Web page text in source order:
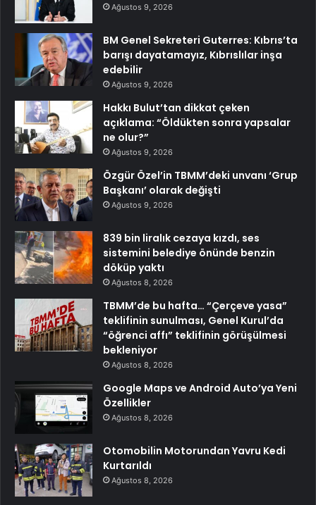
Ağustos 9, 2026
BM Genel Sekreteri Guterres: Kıbrıs’ta
barışı dayatamayız, Kıbrıslılar inşa
edebilir
Ağustos 9, 2026
Hakkı Bulut’tan dikkat çeken
açıklama: “Öldükten sonra yapsalar
ne olur?”
Ağustos 9, 2026
Özgür Özel’in TBMM’deki unvanı ‘Grup
Başkanı’ olarak değişti
Ağustos 9, 2026
839 bin liralık cezaya kızdı, ses
sistemini belediye önünde benzin
döküp yaktı
Ağustos 8, 2026
TBMM’de bu hafta… “Çerçeve yasa”
teklifinin sunulması, Genel Kurul’da
“öğrenci affı” teklifinin görüşülmesi
bekleniyor
Ağustos 8, 2026
Google Maps ve Android Auto’ya Yeni
Özellikler
Ağustos 8, 2026
Otomobilin Motorundan Yavru Kedi
Kurtarıldı
Ağustos 8, 2026